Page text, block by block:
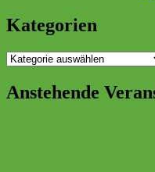
Kategorien
Kategorien
Anstehende